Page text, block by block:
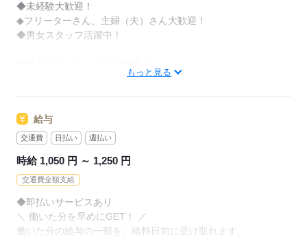
＜その他にも…＞
●商品の検品・チェック
●梱包・ピッキング
●部品の組み立て・加工 など
アナタの希望に合ったお仕事を
お探しします！
「自宅の近く」「座り作業」など
なんでもご相談ください。
まずはお気軽にご応募ください。
応募する
◆未経験大歓迎！
◆フリーターさん、主婦（夫）さん大歓迎！
◆男女スタッフ活躍中！
お持ちの免許・資格を活かした
20代～50代と幅広い年齢の方が、
様々な職場で活躍中です！
もっと見る
給与
交通費 日払い 週払い
時給 1,050 円 ～ 1,250 円
交通費全額支給
◆即払いサービスあり
＼ 働いた分を早めにGET！ ／
働いた分の給与の一部を、給料日前に受け取れます。